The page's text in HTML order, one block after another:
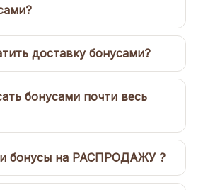
доставку бонусами?
бонусами почти весь
бонусы на РАСПРОДАЖУ ?